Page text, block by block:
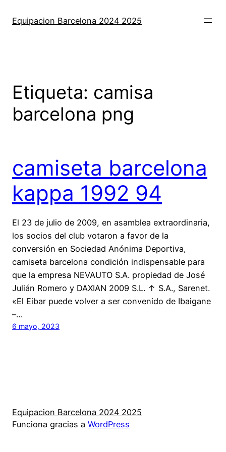
Equipacion Barcelona 2024 2025
Etiqueta: camisa
barcelona png
camiseta barcelona
kappa 1992 94
El 23 de julio de 2009, en asamblea extraordinaria,
los socios del club votaron a favor de la
conversión en Sociedad Anónima Deportiva,
camiseta barcelona condición indispensable para
que la empresa NEVAUTO S.A. propiedad de José
Julián Romero y DAXIAN 2009 S.L. ↑ S.A., Sarenet.
«El Eibar puede volver a ser convenido de Ibaigane
–…
6 mayo, 2023
Equipacion Barcelona 2024 2025
Funciona gracias a WordPress